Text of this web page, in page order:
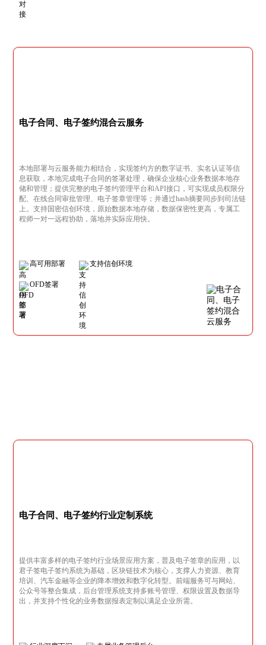
电子合同、电子签约混合云服务
本地部署与云服务能力相结合，实现签约方的数字证书、实名认证等信
息获取，本地完成电子合同的签署处理，确保企业核心业务数据本地存
储和管理；提供完整的电子签约管理平台和API接口，可实现成员权限分
配、在线合同审批管理、电子签章管理等；并通过hash摘要同步到司法链
上。支持国密信创环境，原始数据本地存储，数据保密性更高，专属工
程师一对一远程协助，落地并实际应用快。
高可用部署 支持信创环境
OFD签署
电子合同、电子签约行业定制系统
提供丰富多样的电子签约行业场景应用方案，普及电子签章的应用，以
君子签电子签约系统为基础，区块链技术为核心，支撑人力资源、教育
培训、汽车金融等企业的降本增效和数字化转型。前端服务可与网站、
公众号等整合集成，后台管理系统支持多账号管理、权限设置及数据导
出，并支持个性化的业务数据报表定制以满足企业所需。